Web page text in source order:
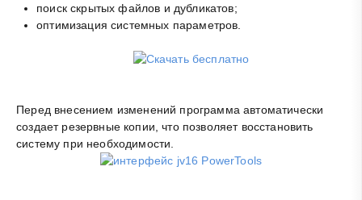
поиск скрытых файлов и дубликатов;
оптимизация системных параметров.
Перед внесением изменений программа автоматически
создает резервные копии, что позволяет восстановить
систему при необходимости.